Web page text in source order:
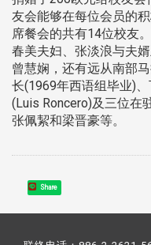
友会能够在每位会员的
席餐会的共有14位校友
春美夫妇、张淡浪与夫
曾慧娴，还有远从南部
长(1969年西语组毕业)
(Luis Roncero)及三位在
张佩絜和梁晋豪等。
Share